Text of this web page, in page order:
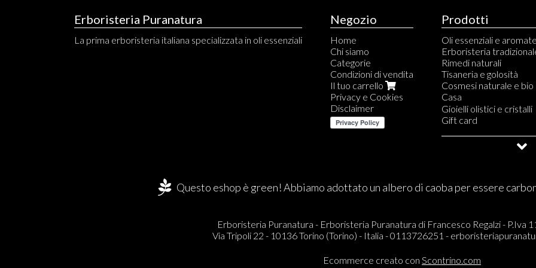
Erboristeria Puranatura
La prima erboristeria italiana specializzata in oli essenziali
Negozio
Home
Chi siamo
Categorie
Condizioni di vendita
Il tuo carrello
Privacy e Cookies
Disclaimer
Prodotti
Oli essenziali e
Erboristeria
Rimedi naturali
Tisaneria e golosità
Cosmesi naturale e bio
Casa
Diffusori a bastoncini
Profumi spray per
Diffusori per essenze e
Incensi in resina,
Lampade di sale
Cuscini riscaldabili
Gioielli olistici e cristalli
Gift card
Questo eshop è green! Abbiamo adottato un albero di caoba per essere
Erboristeria Puranatura - Erboristeria Puranatura di Francesco Regalzi - P.Iva
Via Tripoli 22 - 10136 Torino (Torino) - Italia - 0113726251 -
Ecommerce creato con Scontrino.com